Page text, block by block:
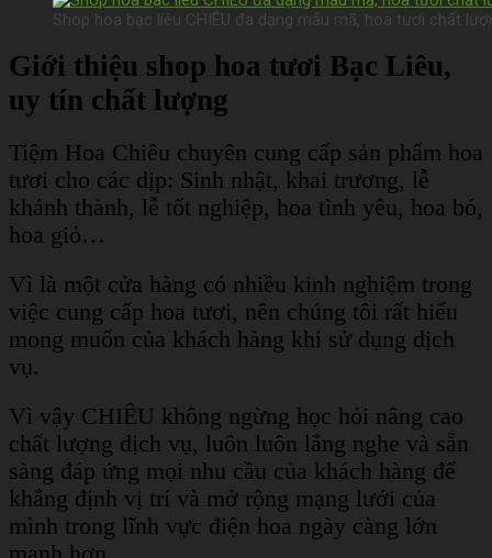
Shop hoa bạc liêu CHIÊU đa dạng mẫu mã, hoa tươi chất
Giới thiệu shop hoa tươi Bạc Liêu,
uy tín chất lượng
Tiệm Hoa Chiêu chuyên cung cấp sản phẩm hoa
tươi cho các dịp: Sinh nhật, khai trương, lễ
khánh thành, lễ tốt nghiệp, hoa tình yêu, hoa bó,
hoa giỏ…
Vì là một cửa hàng có nhiều kinh nghiệm trong
việc cung cấp hoa tươi, nên chúng tôi rất hiểu
mong muốn của khách hàng khi sử dụng dịch
vụ.
Vì vậy CHIÊU không ngừng học hỏi nâng cao
chất lượng dịch vụ, luôn luôn lắng nghe và sẵn
sàng đáp ứng mọi nhu cầu của khách hàng để
khẳng định vị trí và mở rộng mạng lưới của
mình trong lĩnh vực điện hoa ngày càng lớn